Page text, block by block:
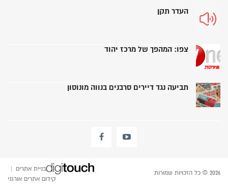
העדר תקן
צפו: המהפך של מרכז יהוד
תביעה נגד דיירים סרבנים בנווה מונוסון
2026 © כל הזכויות שמורות בניית אתרים
קידום אתרים אורגני